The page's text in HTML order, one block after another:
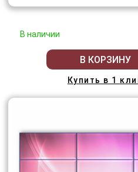
В наличии
В КОРЗИНУ
Купить в 1